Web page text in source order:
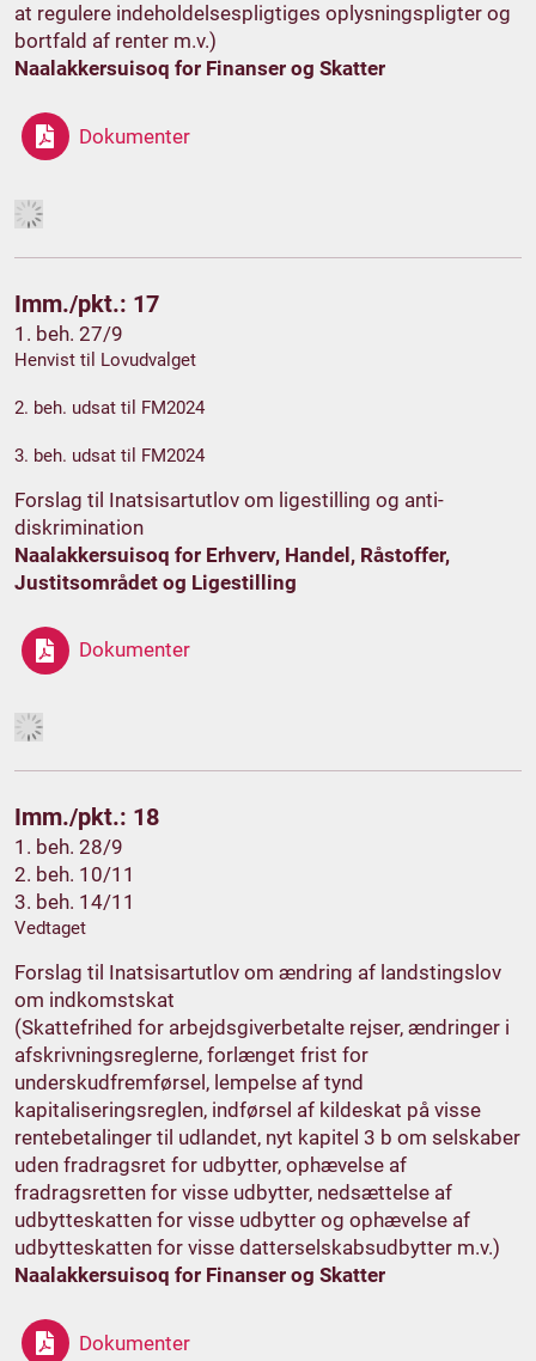
at regulere indeholdelsespligtiges oplysningspligter og
bortfald af renter m.v.)
Naalakkersuisoq for Finanser og Skatter
Dokumenter
Imm./pkt.: 17
1. beh. 27/9
Henvist til Lovudvalget
2. beh. udsat til FM2024
3. beh. udsat til FM2024
Forslag til Inatsisartutlov om ligestilling og anti-
diskrimination
Naalakkersuisoq for Erhverv, Handel, Råstoffer,
Justitsområdet og Ligestilling
Dokumenter
Imm./pkt.: 18
1. beh. 28/9
2. beh. 10/11
3. beh. 14/11
Vedtaget
Forslag til Inatsisartutlov om ændring af landstingslov
om indkomstskat
(Skattefrihed for arbejdsgiverbetalte rejser, ændringer i
afskrivningsreglerne, forlænget frist for
underskudfremførsel, lempelse af tynd
kapitaliseringsreglen, indførsel af kildeskat på visse
rentebetalinger til udlandet, nyt kapitel 3 b om selskaber
uden fradragsret for udbytter, ophævelse af
fradragsretten for visse udbytter, nedsættelse af
udbytteskatten for visse udbytter og ophævelse af
udbytteskatten for visse datterselskabsudbytter m.v.)
Naalakkersuisoq for Finanser og Skatter
Dokumenter